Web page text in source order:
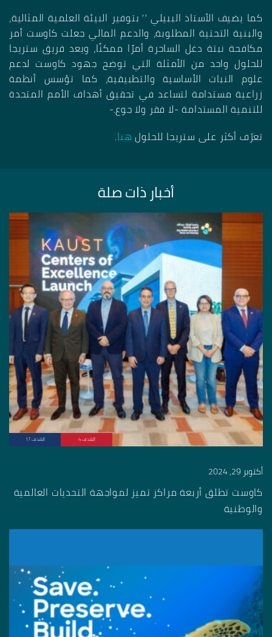
كما يضيف الأستاذ الببيلي ” بتوفير البيئة العلمية المثالية،
والبنية التحتية المطلوبة، والدعم المالي جعلت كاوست أمر
مكافحة نبتة دغل الساحرة أمرًا ممكنًا، ويعد فريق ستريجا
للحلول واحد من الأمثلة التي توضح جهود كاوست لدعم
علوم النبات الأساسية والتطبيقية، كما تؤسس أنظمة
زراعية مستدامة لتساعد في تحقيق أهداف الأمم المتحدة
للتنمية المستدامة -لا فقر ولا جوع-.
تعرّف أكثر على ستريجا للحلول هنا.
أخبار ذات صلة
الهدف 4 الهدف 17
أكتوبر 29, 2024
كاوست تطلق أربعة مراكز تميز لمواجهة التحديات العالمية
والوطنية